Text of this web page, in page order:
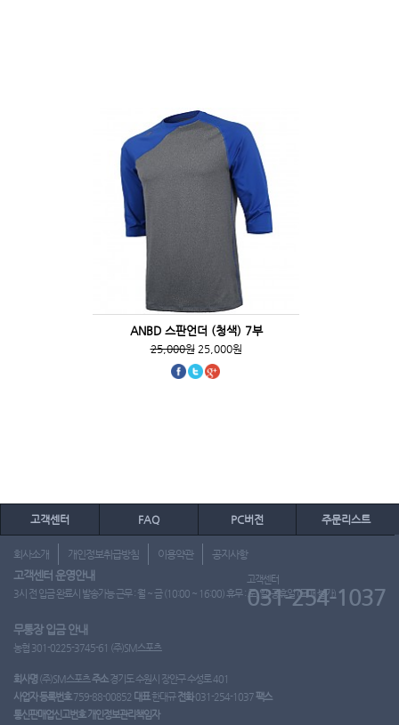
ANBD 스판언더 (청색) 7부
25,000원25,000원
고객센터 FAQ PC버전 주문리스트
회사소개 개인정보취급방침 이용약관 공지사항
고객센터 운영안내
3시 전 입금 완료시 발송가능 근무 : 월 ~ 금 (10:00 ~ 16:00) 휴무 : 토, 일, 공휴일 (도매 불가)
고객센터
031-254-1037
무통장 입금 안내
농협 301-0225-3745-61 (주)SM스포츠
회사명 (주)SM스포츠주소경기도 수원시 장안구 수성로 401
사업자 등록번호759-88-00852 대표한대규 전화031-254-1037팩스
통신판매업신고번호 개인정보관리책임자